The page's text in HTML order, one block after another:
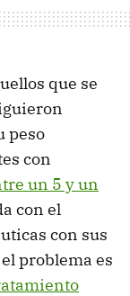
que se
peso
con
un 5 y un
con el
con sus
problema es